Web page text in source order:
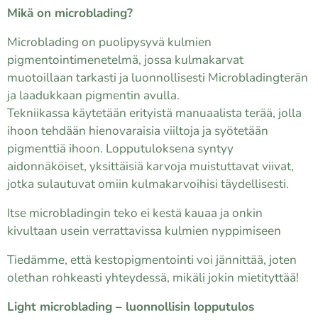
Mikä on microblading?
Microblading on puolipysyvä kulmien
pigmentointimenetelmä, jossa kulmakarvat
muotoillaan tarkasti ja luonnollisesti Microbladingterän
ja laadukkaan pigmentin avulla.
Tekniikassa käytetään erityistä manuaalista terää, jolla
ihoon tehdään hienovaraisia viiltoja ja syötetään
pigmenttiä ihoon. Lopputuloksena syntyy
aidonnäköiset, yksittäisiä karvoja muistuttavat viivat,
jotka sulautuvat omiin kulmakarvoihisi täydellisesti.
Itse microbladingin teko ei kestä kauaa ja onkin
kivultaan usein verrattavissa kulmien nyppimiseen
Tiedämme, että kestopigmentointi voi jännittää, joten
olethan rohkeasti yhteydessä, mikäli jokin mietityttää!
Light microblading – luonnollisin lopputulos